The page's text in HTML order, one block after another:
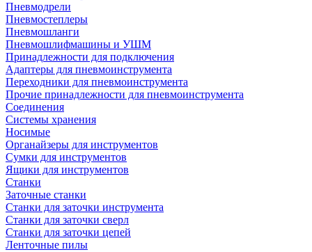
Пневмодрели
Пневмостеплеры
Пневмошланги
Пневмошлифмашины и УШМ
Принадлежности для подключения
Адаптеры для пневмоинструмента
Переходники для пневмоинструмента
Прочие принадлежности для пневмоинструмента
Соединения
Системы хранения
Носимые
Органайзеры для инструментов
Сумки для инструментов
Ящики для инструментов
Станки
Заточные станки
Станки для заточки инструмента
Станки для заточки сверл
Станки для заточки цепей
Ленточные пилы